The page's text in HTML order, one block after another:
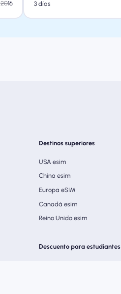
2016
3 días
Destinos superiores
USA esim
China esim
Europa eSIM
Canadá esim
Reino Unido esim
Descuento para estudiantes